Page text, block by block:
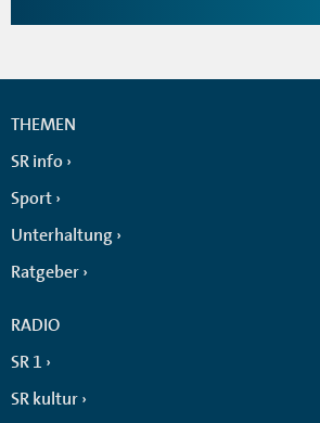
THEMEN
SR info
Sport
Unterhaltung
Ratgeber
RADIO
SR 1
SR kultur